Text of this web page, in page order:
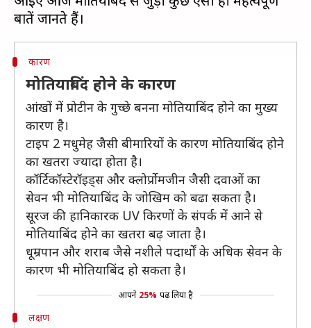
कारण
मोतियाबिंद होने के कारण
आंखों में प्रोटीन के गुच्छे बनना मोतियाबिंद होने का मुख्य
कारण है।
टाइप 2 मधुमेह जैसी बीमारियों के कारण मोतियाबिंद होने
का खतरा ज्यादा होता है।
कॉर्टिकॉस्टेरॉइड्स और क्लोर्प्रोमजीन जैसी दवाओं का
सेवन भी मोतियाबिंद के जोखिम को बढा सकता है।
सूरज की हानिकारक UV किरणों के संपर्क में आने से
मोतियाबिंद होने का खतरा बढ़ जाता है।
धूम्रपान और शराब जैसे नशीले पदार्थों के अधिक सेवन के
कारण भी मोतियाबिंद हो सकता है।
आपने 25% पढ़ लिया है
लक्षण